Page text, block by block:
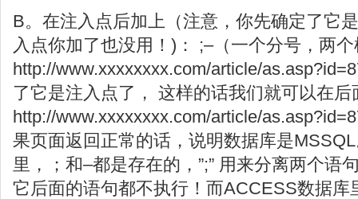
B。在注入点后加上（注意，你先确定了它
入点你加了也没用！)： ;–（一个分号，两
http://www.xxxxxxxx.com/article/
了它是注入点了， 这样的话我们就可以在
http://www.xxxxxxxx.com/article/
果页面返回正常的话，说明数据库是
里，；和–都是存在的，”;” 用来分离两个语
它后面的语句都不执行！而ACCESS数据库